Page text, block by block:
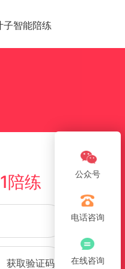
子智能陪练
陪练
获取验证码
公众号
电话咨询
在线咨询